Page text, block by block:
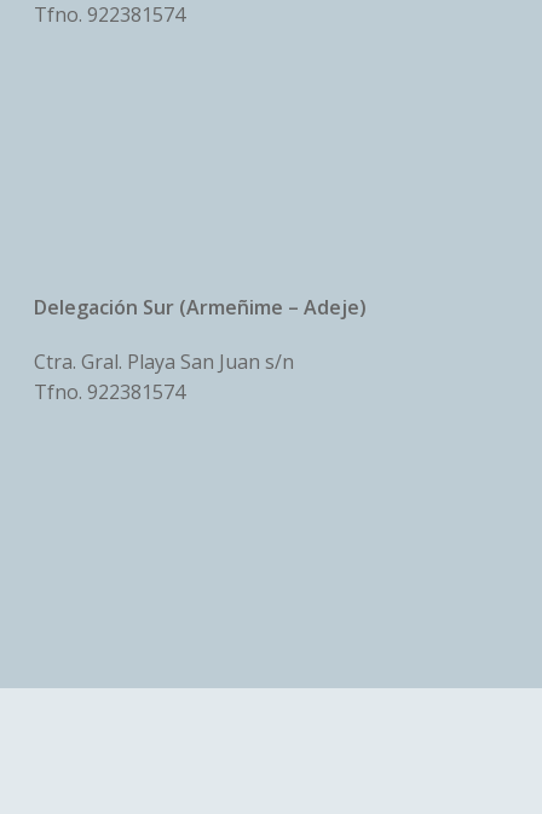
Tfno. 922381574
Delegación Sur (Armeñime – Adeje)
Ctra. Gral. Playa San Juan s/n
Tfno. 922381574